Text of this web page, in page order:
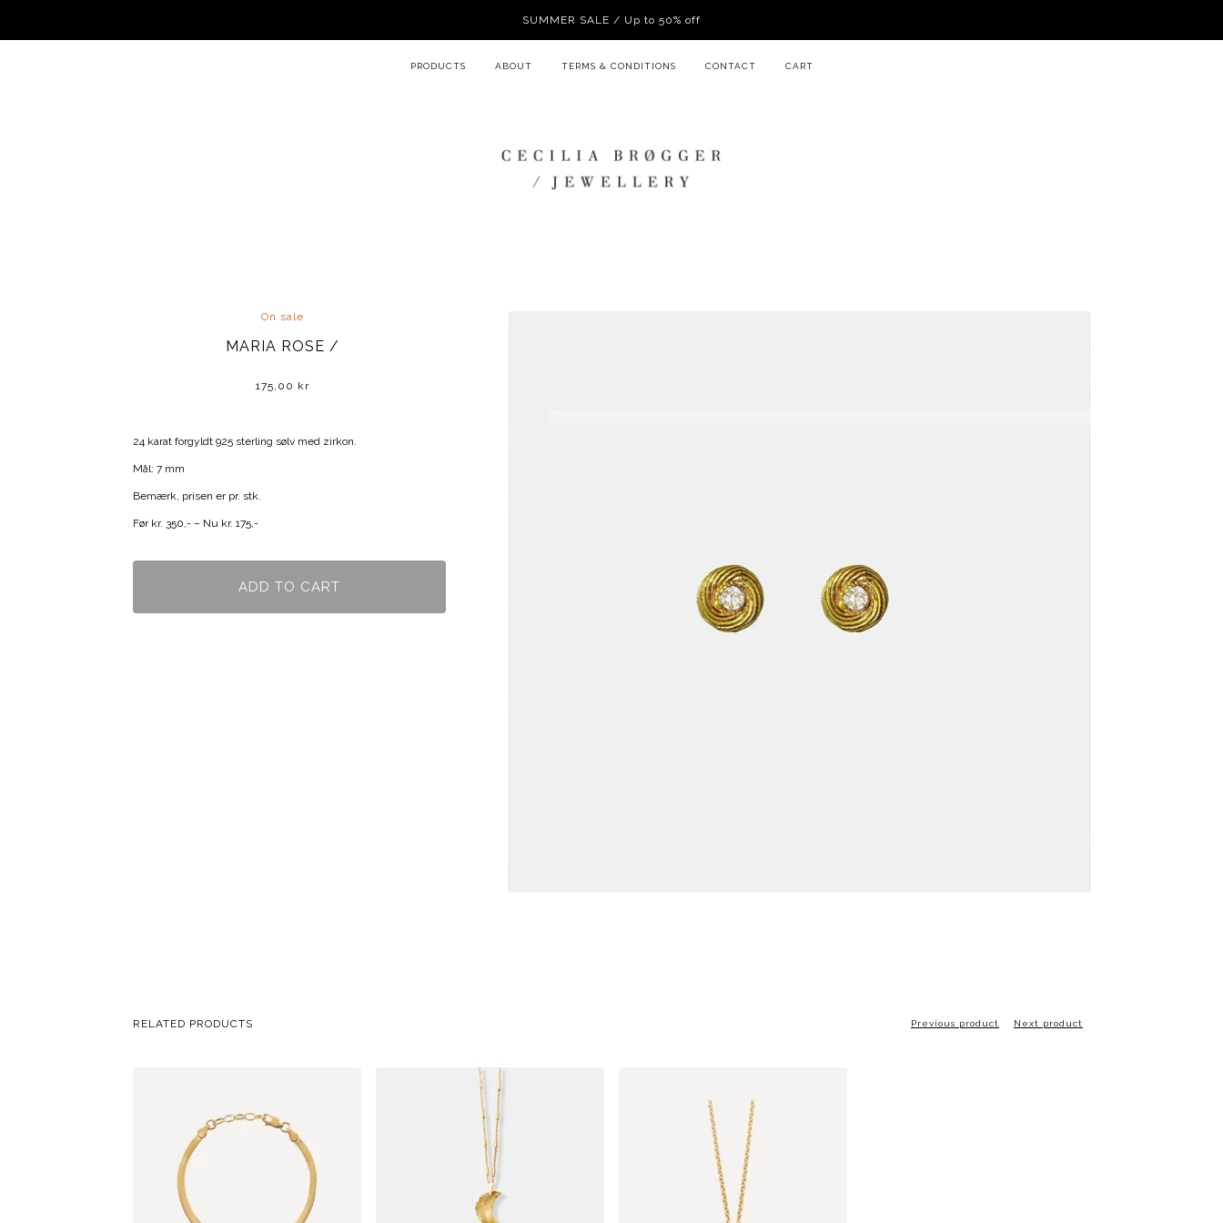
SUMMER SALE / Up to 50% off
PRODUCTS ABOUT TERMS & CONDITIONS CONTACT CART
On sale
MARIA ROSE /
175,00 kr
24 karat forgyldt 925 sterling sølv med zirkon.
Mål: 7 mm
Bemærk, prisen er pr. stk.
Før kr. 350,- – Nu kr. 175,-
ADD TO CART
RELATED PRODUCTS Previous product Next product